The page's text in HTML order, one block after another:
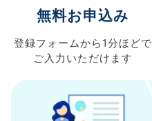
無料お申込み
登録フォームから 1分ほどで
ご入力 いただけます